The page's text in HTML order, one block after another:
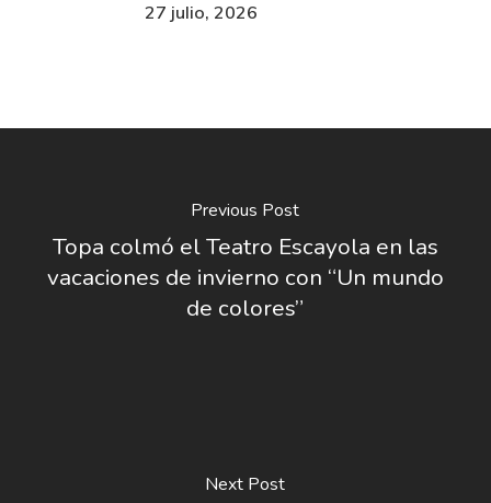
27 julio, 2026
Previous Post
Topa colmó el Teatro Escayola en las
vacaciones de invierno con “Un mundo
de colores”
Next Post